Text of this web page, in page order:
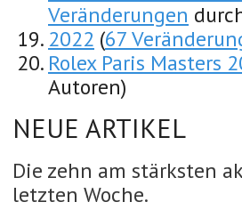
Veränderungen
2022 (67
Rolex Paris Masters
Autoren)
NEUE ARTIKEL
Die zehn am stärksten
letzten Woche.